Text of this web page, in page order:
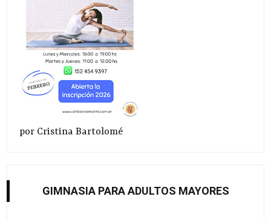
por Cristina Bartolomé
GIMNASIA PARA ADULTOS MAYORES